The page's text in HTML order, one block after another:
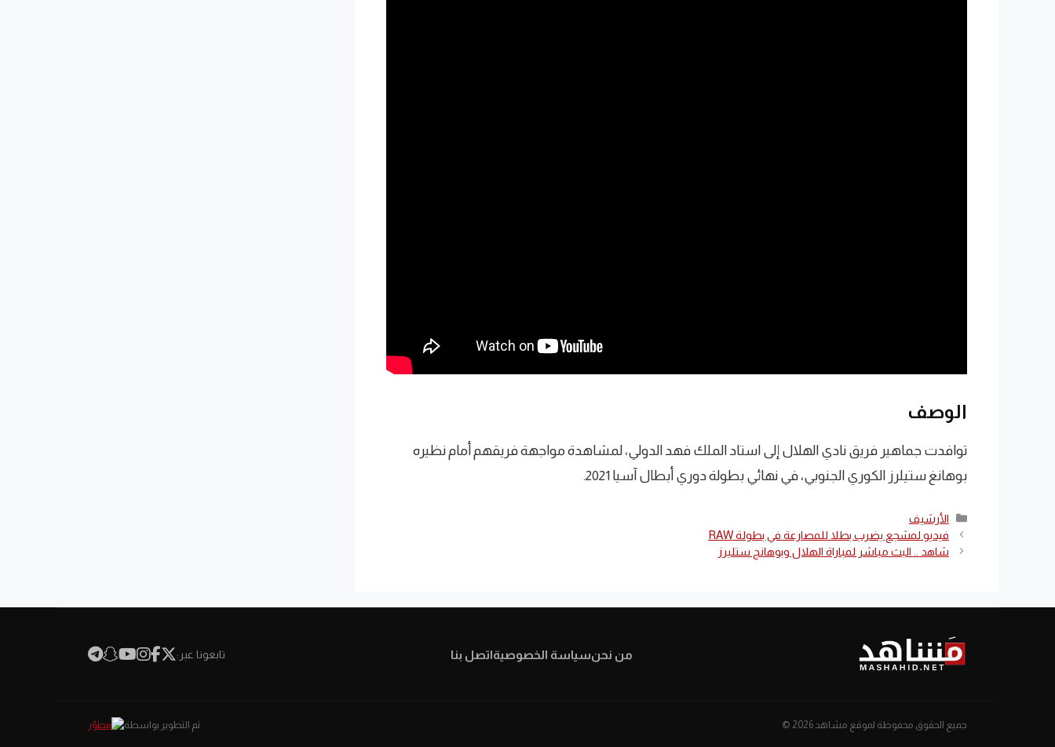
الوصف
توافدت جماهير فريق نادي الهلال إلى استاد الملك فهد الدولي، لمشاهدة مواجهة فريقهم أمام نظيره
بوهانغ ستيلرز الكوري الجنوبي، في نهائي بطولة دوري أبطال آسيا 2021.
التصنيفات
الأرشيف
فيديو لمشجع يضرب بطلا للمصارعة في بطولة RAW
شاهد .. البث مباشر لمباراة الهلال وبوهانج ستليرز
من نحنسياسة الخصوصيةاتصل بنا تابعونا عبر:
جميع الحقوق محفوظة لموقع مشاهد 2026 © تم التطوير بواسطة